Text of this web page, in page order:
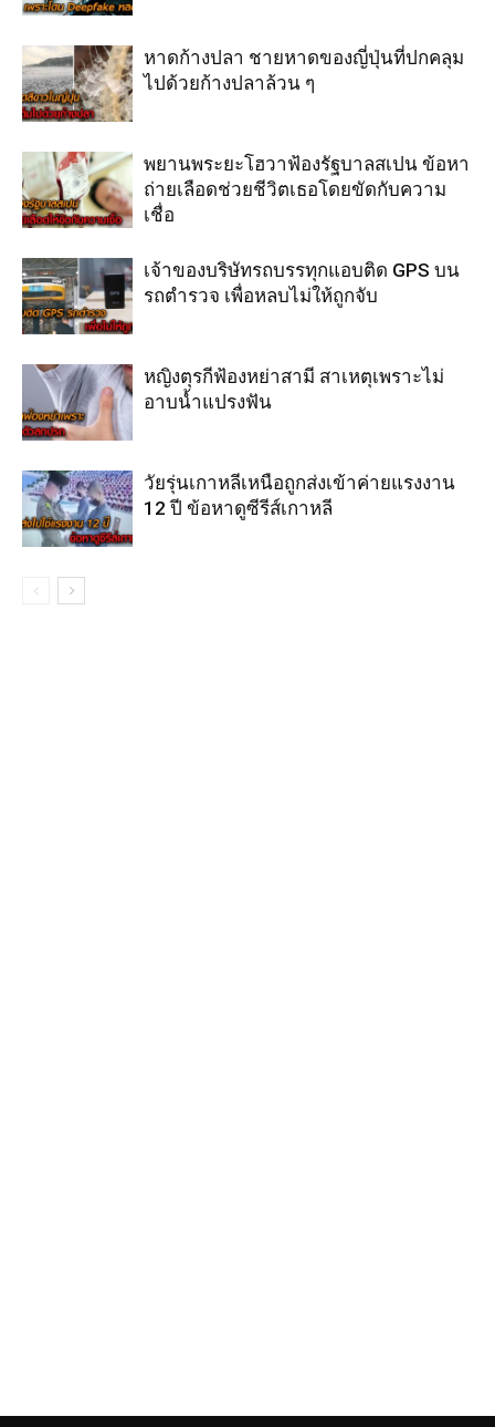
หาดก้างปลา ชายหาดของญี่ปุ่นที่ปกคลุม
ไปด้วยก้างปลาล้วน ๆ
พยานพระยะโฮวาฟ้องรัฐบาลสเปน ข้อหา
ถ่ายเลือดช่วยชีวิตเธอโดยขัดกับความ
เชื่อ
เจ้าของบริษัทรถบรรทุกแอบติด GPS บน
รถตำรวจ เพื่อหลบไม่ให้ถูกจับ
หญิงตุรกีฟ้องหย่าสามี สาเหตุเพราะไม่
อาบน้ำแปรงฟัน
วัยรุ่นเกาหลีเหนือถูกส่งเข้าค่ายแรงงาน
12 ปี ข้อหาดูซีรีส์เกาหลี